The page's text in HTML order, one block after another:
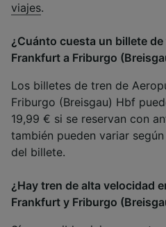
viajes.
¿Cuánto cuesta un billete
Frankfurt a Friburgo
Los billetes de tren de
Friburgo (Breisgau) Hbf
19,99 € si se reservan con
también pueden variar
del billete.
¿Hay tren de alta velocidad
Frankfurt y Friburgo